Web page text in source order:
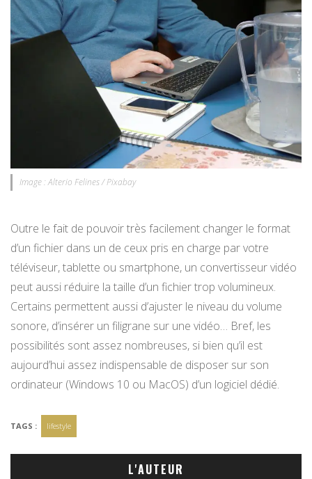
Image : Alterio Felines / Pixabay
Outre le fait de pouvoir très facilement changer le format
d’un fichier dans un de ceux pris en charge par votre
téléviseur, tablette ou smartphone, un convertisseur vidéo
peut aussi réduire la taille d’un fichier trop volumineux.
Certains permettent aussi d’ajuster le niveau du volume
sonore, d’insérer un filigrane sur une vidéo… Bref, les
possibilités sont assez nombreuses, si bien qu’il est
aujourd’hui assez indispensable de disposer sur son
ordinateur (Windows 10 ou MacOS) d’un logiciel dédié.
TAGS : lifestyle
L'AUTEUR